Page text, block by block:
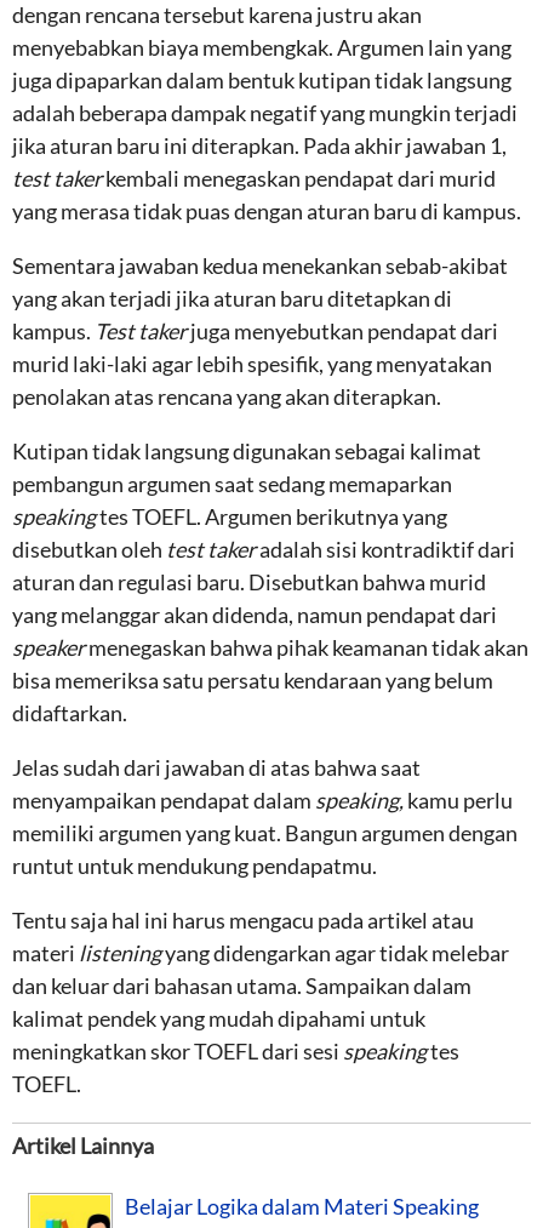
dengan rencana tersebut karena justru akan
menyebabkan biaya membengkak. Argumen lain yang
juga dipaparkan dalam bentuk kutipan tidak langsung
adalah beberapa dampak negatif yang mungkin terjadi
jika aturan baru ini diterapkan. Pada akhir jawaban 1,
test takerkembali menegaskan pendapat dari murid
yang merasa tidak puas dengan aturan baru di kampus.
Sementara jawaban kedua menekankan sebab-akibat
yang akan terjadi jika aturan baru ditetapkan di
kampus. Test takerjuga menyebutkan pendapat dari
murid laki-laki agar lebih spesifik, yang menyatakan
penolakan atas rencana yang akan diterapkan.
Kutipan tidak langsung digunakan sebagai kalimat
pembangun argumen saat sedang memaparkan
speakingtes TOEFL. Argumen berikutnya yang
disebutkan oleh test takeradalah sisi kontradiktif dari
aturan dan regulasi baru. Disebutkan bahwa murid
yang melanggar akan didenda, namun pendapat dari
speakermenegaskan bahwa pihak keamanan tidak akan
bisa memeriksa satu persatu kendaraan yang belum
didaftarkan.
Jelas sudah dari jawaban di atas bahwa saat
menyampaikan pendapat dalam speaking,kamu perlu
memiliki argumen yang kuat. Bangun argumen dengan
runtut untuk mendukung pendapatmu.
Tentu saja hal ini harus mengacu pada artikel atau
materi listeningyang didengarkan agar tidak melebar
dan keluar dari bahasan utama. Sampaikan dalam
kalimat pendek yang mudah dipahami untuk
meningkatkan skor TOEFL dari sesi speakingtes
TOEFL.
Artikel Lainnya
Belajar Logika dalam Materi Speaking